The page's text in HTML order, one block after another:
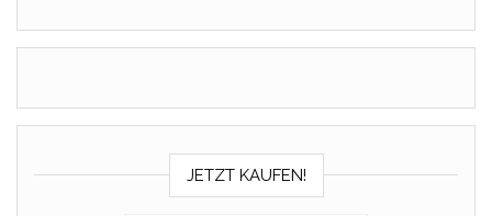
JETZT KAUFEN!